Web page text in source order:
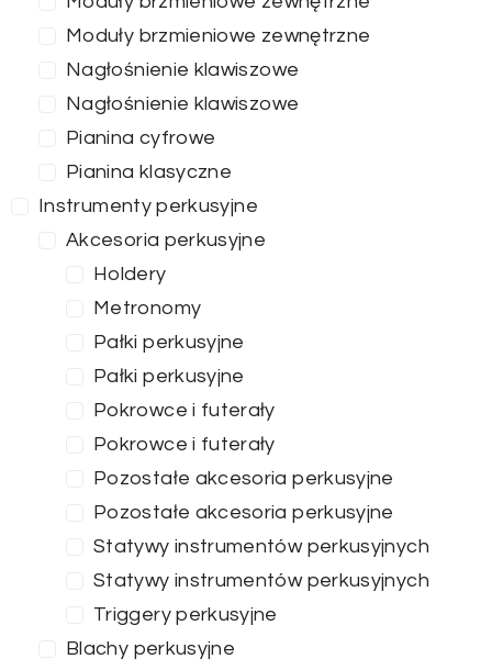
Moduły brzmieniowe zewnętrzne
Nagłośnienie klawiszowe
Nagłośnienie klawiszowe
Pianina cyfrowe
Pianina klasyczne
Instrumenty perkusyjne
Akcesoria perkusyjne
Holdery
Metronomy
Pałki perkusyjne
Pałki perkusyjne
Pokrowce i futerały
Pokrowce i futerały
Pozostałe akcesoria perkusyjne
Pozostałe akcesoria perkusyjne
Statywy instrumentów perkusyjnych
Statywy instrumentów perkusyjnych
Triggery perkusyjne
Blachy perkusyjne